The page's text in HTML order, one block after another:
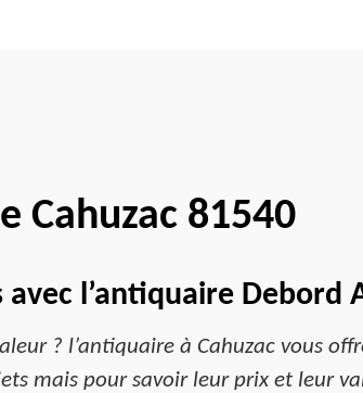
Cahuzac 81540
l’antiquaire Debord
? l’antiquaire à Cahuzac vous
mais pour savoir leur prix et leur